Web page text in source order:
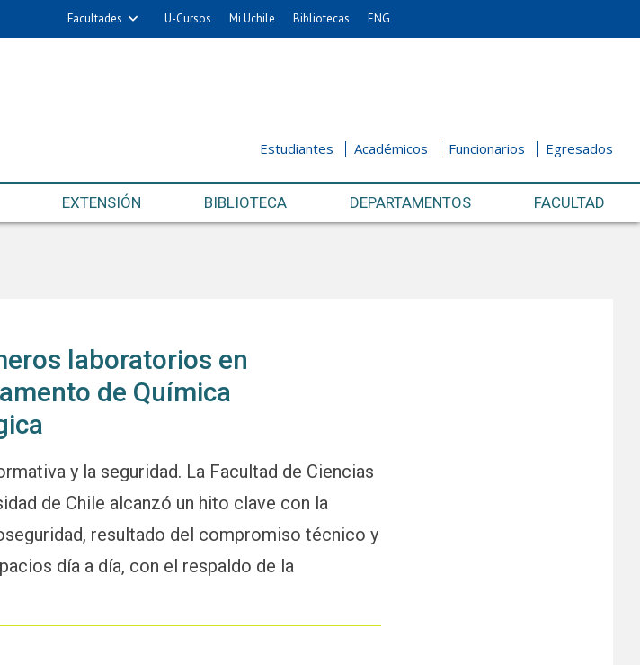
Facultades U-Cursos Mi Uchile Bibliotecas ENG
Estudiantes Académicos Funcionarios Egresados
EXTENSIÓN BIBLIOTECA DEPARTAMENTOS FACULTAD
laboratorios en
de Química
y la seguridad. La Facultad de Ciencias
de Chile alcanzó un hito clave con la
resultado del compromiso técnico y
día a día, con el respaldo de la